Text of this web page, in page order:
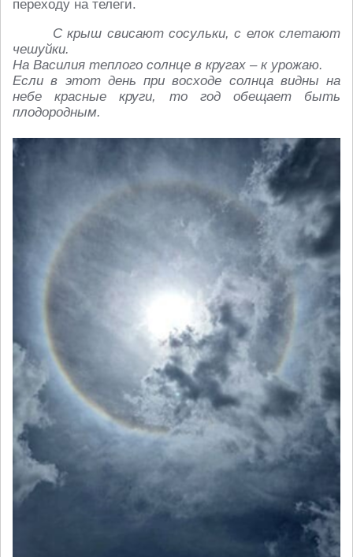
переходу на телеги.
С крыш свисают сосульки, с елок слетают
чешуйки.
На Василия теплого солнце в кругах – к урожаю.
Если в этот день при восходе солнца видны на
небе красные круги, то год обещает быть
плодородным.